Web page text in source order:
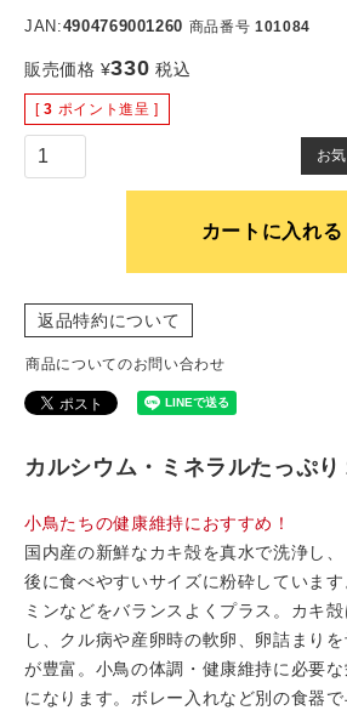
JAN:4904769001260 商品番号 101084
販売価格 ¥330 税込
[ 3 ポイント進呈 ]
お
カートに入れる
返品特約について
商品についてのお問い合わせ
カルシウム・ミネラルたっぷ
小鳥たちの健康維持におすすめ！
国内産の新鮮なカキ殻を真水で洗浄し
後に食べやすいサイズに粉砕していま
ミンなどをバランスよくプラス。カキ
し、クル病や産卵時の軟卵、卵詰まり
が豊富。小鳥の体調・健康維持に必要
になります。ボレー入れなど別の食器